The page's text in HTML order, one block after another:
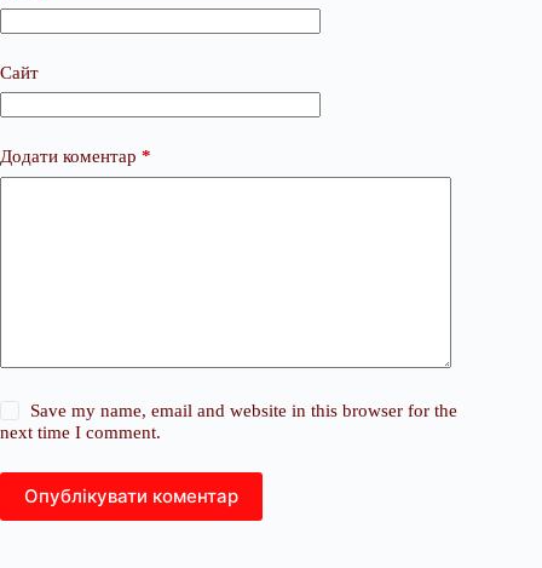
Сайт
Додати коментар *
Save my name, email and website in this browser for the
next time I comment.
Опублікувати коментар